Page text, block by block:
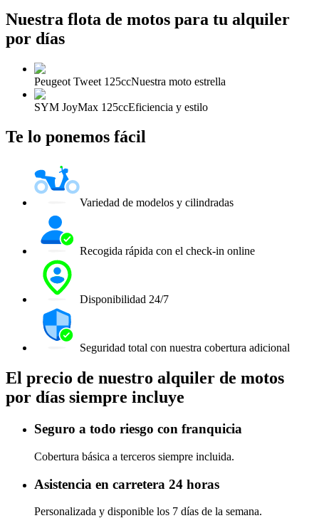
Nuestra flota de motos para tu alquiler
por días
Peugeot Tweet 125ccNuestra moto estrella
SYM JoyMax 125ccEficiencia y estilo
Te lo ponemos fácil
Variedad de modelos y cilindradas
Recogida rápida con el check-in online
Disponibilidad 24/7
Seguridad total con nuestra cobertura adicional
El precio de nuestro alquiler de motos
por días siempre incluye
Seguro a todo riesgo con franquicia
Cobertura básica a terceros siempre incluida.
Asistencia en carretera 24 horas
Personalizada y disponible los 7 días de la semana.